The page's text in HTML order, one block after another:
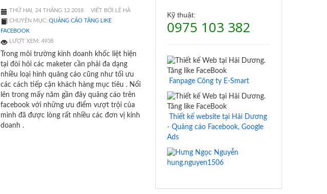
THỨ HAI, 24 THÁNG 12 2018
VIẾT BỞI LÊ HÀ
CHUYÊN MỤC: QUẢNG CÁO TĂNG LIKE
FACEBOOK
LƯỢT XEM: 4938
Trong môi trường kinh doanh khốc liệt hiện
tại đòi hỏi các maketer cần phải đa dạng
nhiều loại hình quảng cáo cũng như tối ưu
các cách tiếp cận khách hàng mục tiêu . Nổi
lên trong mấy năm gần đây quảng cáo trên
facebook với những ưu điểm vượt trội của
mình đã được lòng rất nhiều các đơn vị kinh
doanh .
Kỹ thuật:
0975 103 382
Fanpage Công ty E-Smart
Thiết kế website tại Hải Dương
- Quảng cáo Facebook, Google
Ads
hung.nguyen1506